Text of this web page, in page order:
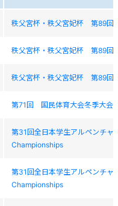
秩父宮杯・秩父宮妃杯 第89回
秩父宮杯・秩父宮妃杯 第89回
秩父宮杯・秩父宮妃杯 第89回
第71回 国民体育大会冬季大会
第31回全日本学生アルペンチ
Championships
第31回全日本学生アルペンチ
Championships